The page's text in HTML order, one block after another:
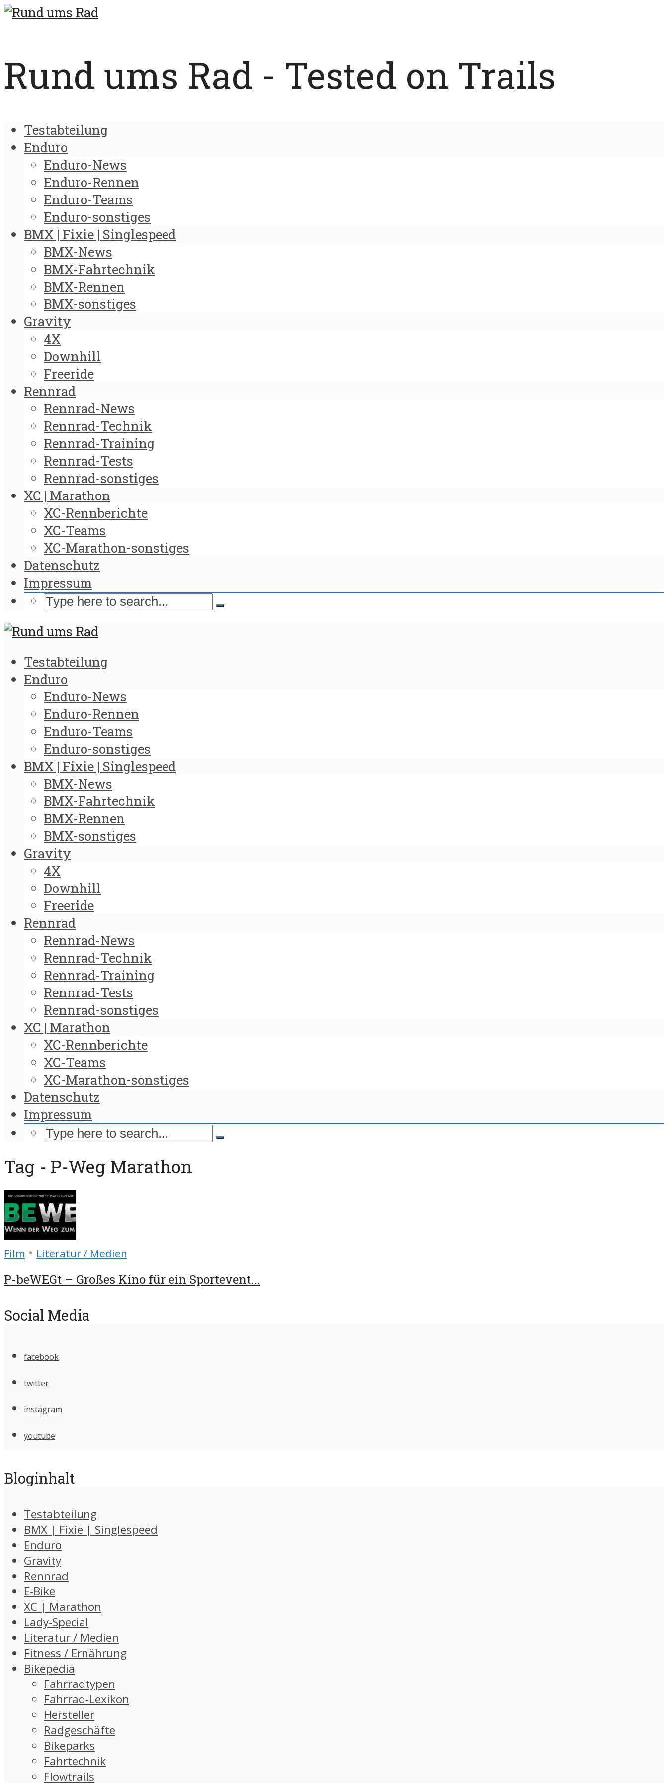
Rund ums Rad - Tested on Trails
Testabteilung
Enduro
Enduro-News
Enduro-Rennen
Enduro-Teams
Enduro-sonstiges
BMX | Fixie | Singlespeed
BMX-News
BMX-Fahrtechnik
BMX-Rennen
BMX-sonstiges
Gravity
4X
Downhill
Freeride
Rennrad
Rennrad-News
Rennrad-Technik
Rennrad-Training
Rennrad-Tests
Rennrad-sonstiges
XC | Marathon
XC-Rennberichte
XC-Teams
XC-Marathon-sonstiges
Datenschutz
Impressum
Testabteilung
Enduro
Enduro-News
Enduro-Rennen
Enduro-Teams
Enduro-sonstiges
BMX | Fixie | Singlespeed
BMX-News
BMX-Fahrtechnik
BMX-Rennen
BMX-sonstiges
Gravity
4X
Downhill
Freeride
Rennrad
Rennrad-News
Rennrad-Technik
Rennrad-Training
Rennrad-Tests
Rennrad-sonstiges
XC | Marathon
XC-Rennberichte
XC-Teams
XC-Marathon-sonstiges
Datenschutz
Impressum
Tag - P-Weg Marathon
Film • Literatur / Medien
P-beWEGt – Großes Kino für ein Sportevent...
Social Media
facebook
twitter
instagram
youtube
Bloginhalt
Testabteilung
BMX | Fixie | Singlespeed
Enduro
Gravity
Rennrad
E-Bike
XC | Marathon
Lady-Special
Literatur / Medien
Fitness / Ernährung
Bikepedia
Fahrradtypen
Fahrrad-Lexikon
Hersteller
Radgeschäfte
Bikeparks
Fahrtechnik
Flowtrails